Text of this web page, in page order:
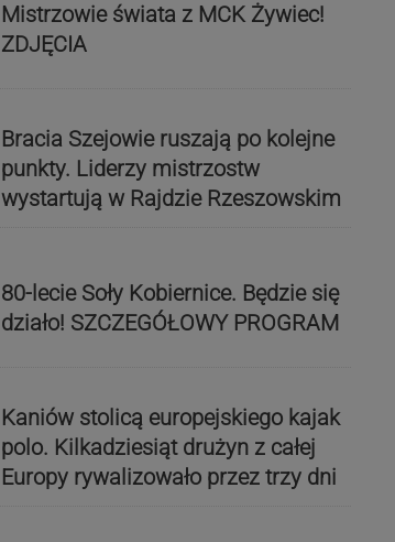
Mistrzowie świata z MCK Żywiec!
ZDJĘCIA
Bracia Szejowie ruszają po kolejne
punkty. Liderzy mistrzostw
wystartują w Rajdzie Rzeszowskim
80-lecie Soły Kobiernice. Będzie się
działo! SZCZEGÓŁOWY PROGRAM
Kaniów stolicą europejskiego kajak
polo. Kilkadziesiąt drużyn z całej
Europy rywalizowało przez trzy dni